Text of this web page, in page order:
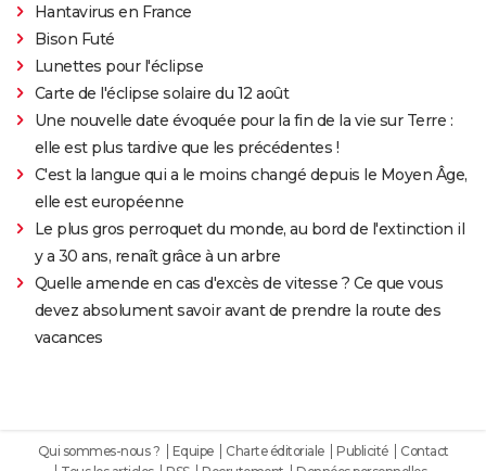
Hantavirus en France
Bison Futé
Lunettes pour l'éclipse
Carte de l'éclipse solaire du 12 août
Une nouvelle date évoquée pour la fin de la vie sur Terre :
elle est plus tardive que les précédentes !
C'est la langue qui a le moins changé depuis le Moyen Âge,
elle est européenne
Le plus gros perroquet du monde, au bord de l'extinction il
y a 30 ans, renaît grâce à un arbre
Quelle amende en cas d'excès de vitesse ? Ce que vous
devez absolument savoir avant de prendre la route des
vacances
Qui sommes-nous ? Equipe Charte éditoriale Publicité
Contact